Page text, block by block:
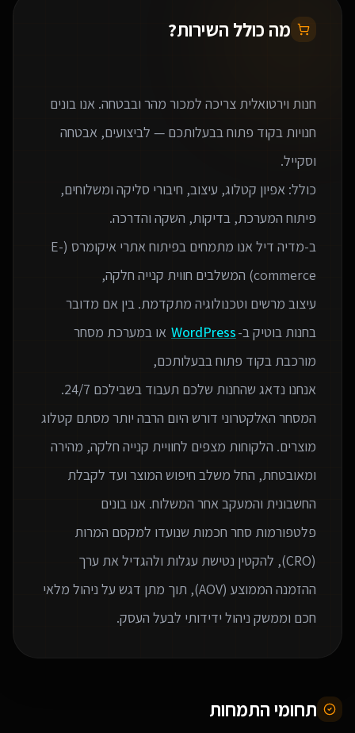
מה כולל השירות?
חנות וירטואלית צריכה למכור מהר ובבטחה. אנו בונים
חנויות בקוד פתוח בבעלותכם — לביצועים, אבטחה
כולל: אפיון קטלוג, עיצוב, חיבורי סליקה ומשלוחים,
ב-מדיה דיל אנו מתמחים בפיתוח אתרי איקומרס (E-
עיצוב מרשים וטכנולוגיה מתקדמת. בין אם מדובר
בחנות בוטיק ב-WordPress או במערכת מסחר
המסחר האלקטרוני דורש היום הרבה יותר מסתם קטלוג
מוצרים. הלקוחות מצפים לחוויית קנייה חלקה, מהירה
ומאובטחת, החל משלב חיפוש המוצר ועד לקבלת
החשבונית והמעקב אחר המשלוח. אנו בונים
פלטפורמות סחר חכמות שנועדו למקסם המרות
(CRO), להקטין נטישת עגלות ולהגדיל את ערך
ההזמנה הממוצע (AOV), תוך מתן דגש על ניהול מלאי
חכם וממשק ניהול ידידותי לבעל העסק.
תחומי התמחות